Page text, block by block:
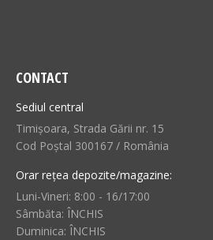
CONTACT
Sediul central
Timișoara, Strada Gării nr. 15
Cod Poștal 300167 / România
Orar rețea depozite/magazine:
Luni-Vineri: 8:00 - 16/17:00
Sâmbăta: ÎNCHIS
Duminica: ÎNCHIS